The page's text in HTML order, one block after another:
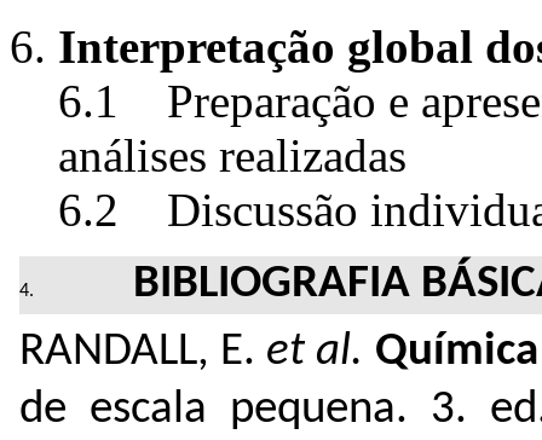
Interpretação global
6.1 Preparação e
análises realizadas
6.2 Discussão
BIBLIOGRAFIA
RANDALL, E. et al.
de escala pequena. 3.